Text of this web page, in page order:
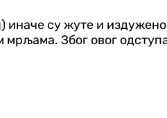
су жуте и
Због овог